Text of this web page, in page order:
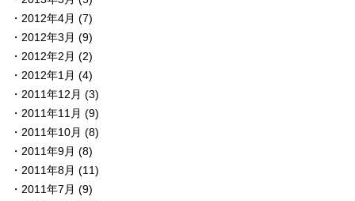
2012年4月 (7)
2012年3月 (9)
2012年2月 (2)
2012年1月 (4)
2011年12月 (3)
2011年11月 (9)
2011年10月 (8)
2011年9月 (8)
2011年8月 (11)
2011年7月 (9)